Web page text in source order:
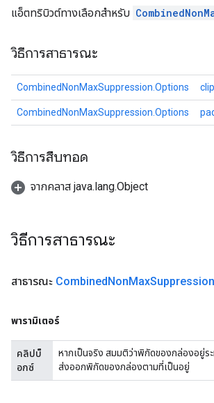
แอ็ตทริบิวต์ทางเลือกสำหรับ
วิธีการสาธารณะ
CombinedNonMaxSuppression.Options
CombinedNonMaxSuppression.Options
วิธีการสืบทอด
จากคลาส java.lang.Object
วิธีการสาธารณะ
สาธารณะ CombinedNonMaxSuppression
พารามิเตอร์
คลิปบ็
อกซ์
หากเป็นจริง สมมติว่าพิกัดของกล่องอยู่ร
ส่งออกพิกัดของกล่องตามที่เป็นอยู่